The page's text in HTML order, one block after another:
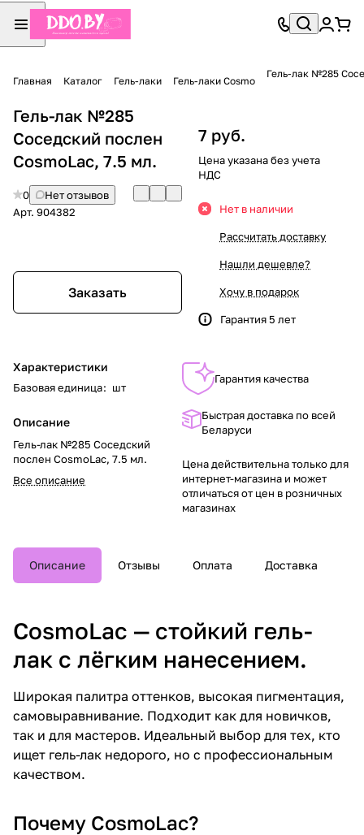
Главная Каталог Гель-лаки Гель-лаки Cosmo
Гель-лак №285
Гель-лак №285
Соседский послен
CosmoLac, 7.5 мл.
0
Нет отзывов
Арт. 904382
Заказать
Характеристики
Базовая единица: шт
Описание
Гель-лак №285 Соседский
послен CosmoLac, 7.5 мл.
Все описание
7 руб.
Цена указана без учета
НДС
Нет в наличии
Рассчитать доставку
Нашли дешевле?
Хочу в подарок
Гарантия 5 лет
Гарантия качества
Быстрая доставка по всей
Беларуси
Цена действительна только для
интернет-магазина и может
отличаться от цен в розничных
магазинах
Описание Отзывы Оплата Доставка
CosmoLac — стойкий гель-
лак с лёгким нанесением.
Широкая палитра оттенков, высокая пигментация,
самовыравнивание. Подходит как для новичков,
так и для мастеров. Идеальный выбор для тех, кто
ищет гель-лак недорого, но с профессиональным
качеством.
Почему CosmoLac?